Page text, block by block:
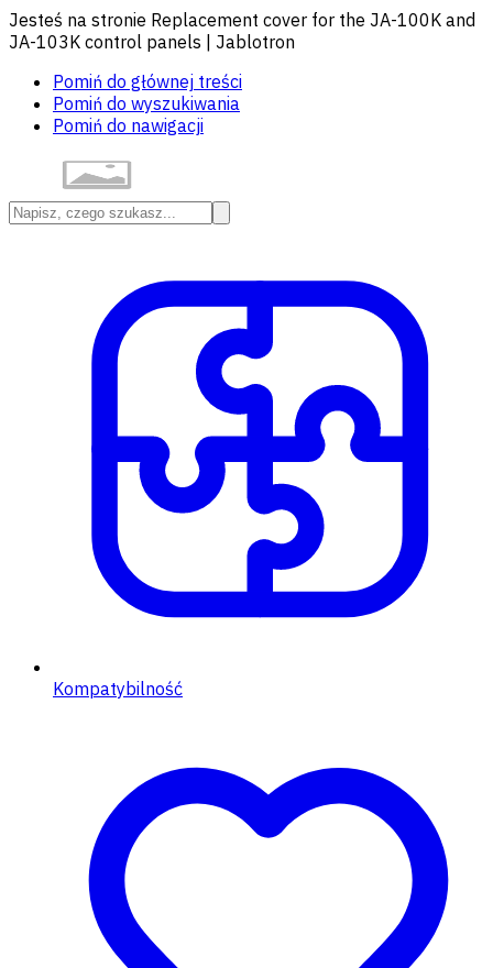
Jesteś na stronie Replacement cover for the JA-100K and
JA-103K control panels | Jablotron
Pomiń do głównej treści
Pomiń do wyszukiwania
Pomiń do nawigacji
Kompatybilność